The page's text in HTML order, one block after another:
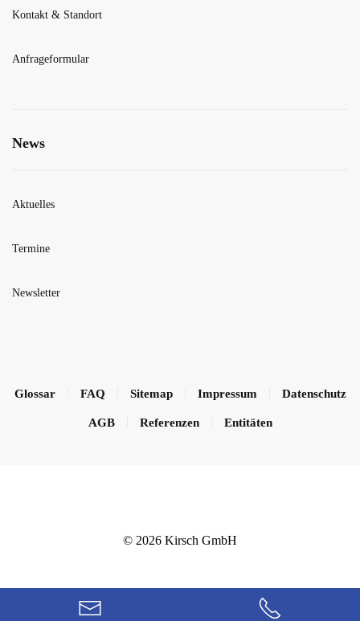
Kontakt & Standort
Anfrageformular
News
Aktuelles
Termine
Newsletter
Glossar FAQ Sitemap Impressum Datenschutz
AGB Referenzen Entitäten
© 2026 Kirsch GmbH